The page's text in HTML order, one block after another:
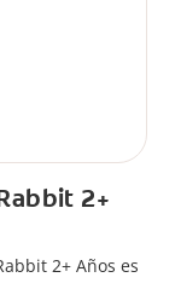
2+
2+ Años es